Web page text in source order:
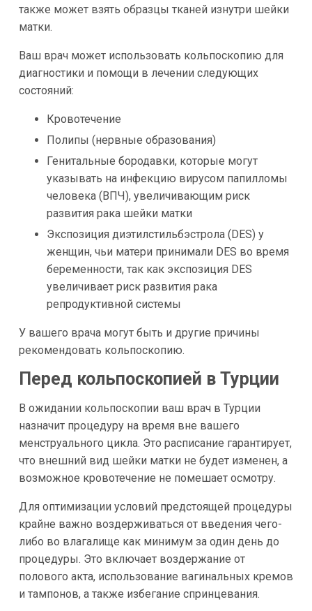
также может взять образцы тканей изнутри шейки
матки.
Ваш врач может использовать кольпоскопию для
диагностики и помощи в лечении следующих
состояний:
Кровотечение
Полипы (нервные образования)
Генитальные бородавки, которые могут
указывать на инфекцию вирусом папилломы
человека (ВПЧ), увеличивающим риск
развития рака шейки матки
Экспозиция диэтилстильбэстрола (DES) у
женщин, чьи матери принимали DES во время
беременности, так как экспозиция DES
увеличивает риск развития рака
репродуктивной системы
У вашего врача могут быть и другие причины
рекомендовать кольпоскопию.
Перед кольпоскопией в Турции
В ожидании кольпоскопии ваш врач в Турции
назначит процедуру на время вне вашего
менструального цикла. Это расписание гарантирует,
что внешний вид шейки матки не будет изменен, а
возможное кровотечение не помешает осмотру.
Для оптимизации условий предстоящей процедуры
крайне важно воздерживаться от введения чего-
либо во влагалище как минимум за один день до
процедуры. Это включает воздержание от
полового акта, использование вагинальных кремов
и тампонов, а также избегание спринцевания.